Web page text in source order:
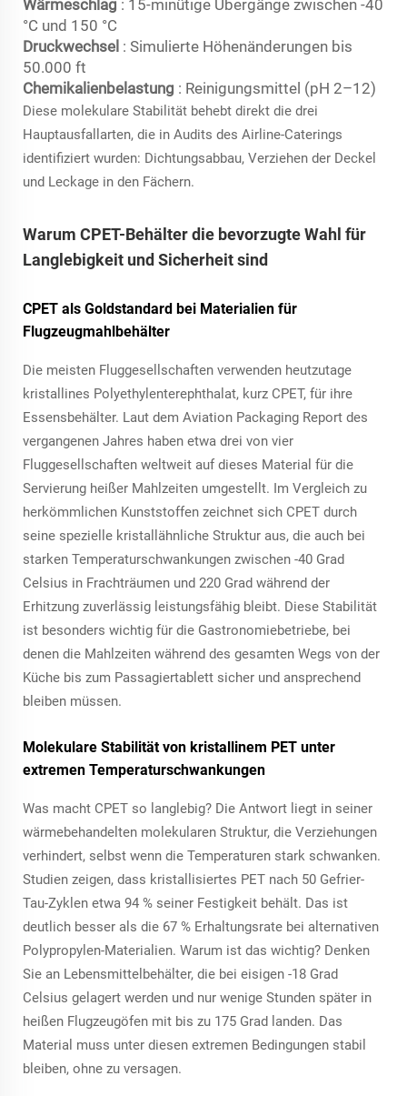
Wärmeschlag : 15-minütige Übergänge zwischen -40
°C und 150 °C
Druckwechsel : Simulierte Höhenänderungen bis
50.000 ft
Chemikalienbelastung : Reinigungsmittel (pH 2–12)
Diese molekulare Stabilität behebt direkt die drei
Hauptausfallarten, die in Audits des Airline-Caterings
identifiziert wurden: Dichtungsabbau, Verziehen der Deckel
und Leckage in den Fächern.
Warum CPET-Behälter die bevorzugte Wahl für
Langlebigkeit und Sicherheit sind
CPET als Goldstandard bei Materialien für
Flugzeugmahlbehälter
Die meisten Fluggesellschaften verwenden heutzutage
kristallines Polyethylenterephthalat, kurz CPET, für ihre
Essensbehälter. Laut dem Aviation Packaging Report des
vergangenen Jahres haben etwa drei von vier
Fluggesellschaften weltweit auf dieses Material für die
Servierung heißer Mahlzeiten umgestellt. Im Vergleich zu
herkömmlichen Kunststoffen zeichnet sich CPET durch
seine spezielle kristallähnliche Struktur aus, die auch bei
starken Temperaturschwankungen zwischen -40 Grad
Celsius in Frachträumen und 220 Grad während der
Erhitzung zuverlässig leistungsfähig bleibt. Diese Stabilität
ist besonders wichtig für die Gastronomiebetriebe, bei
denen die Mahlzeiten während des gesamten Wegs von der
Küche bis zum Passagiertablett sicher und ansprechend
bleiben müssen.
Molekulare Stabilität von kristallinem PET unter
extremen Temperaturschwankungen
Was macht CPET so langlebig? Die Antwort liegt in seiner
wärmebehandelten molekularen Struktur, die Verziehungen
verhindert, selbst wenn die Temperaturen stark schwanken.
Studien zeigen, dass kristallisiertes PET nach 50 Gefrier-
Tau-Zyklen etwa 94 % seiner Festigkeit behält. Das ist
deutlich besser als die 67 % Erhaltungsrate bei alternativen
Polypropylen-Materialien. Warum ist das wichtig? Denken
Sie an Lebensmittelbehälter, die bei eisigen -18 Grad
Celsius gelagert werden und nur wenige Stunden später in
heißen Flugzeugöfen mit bis zu 175 Grad landen. Das
Material muss unter diesen extremen Bedingungen stabil
bleiben, ohne zu versagen.